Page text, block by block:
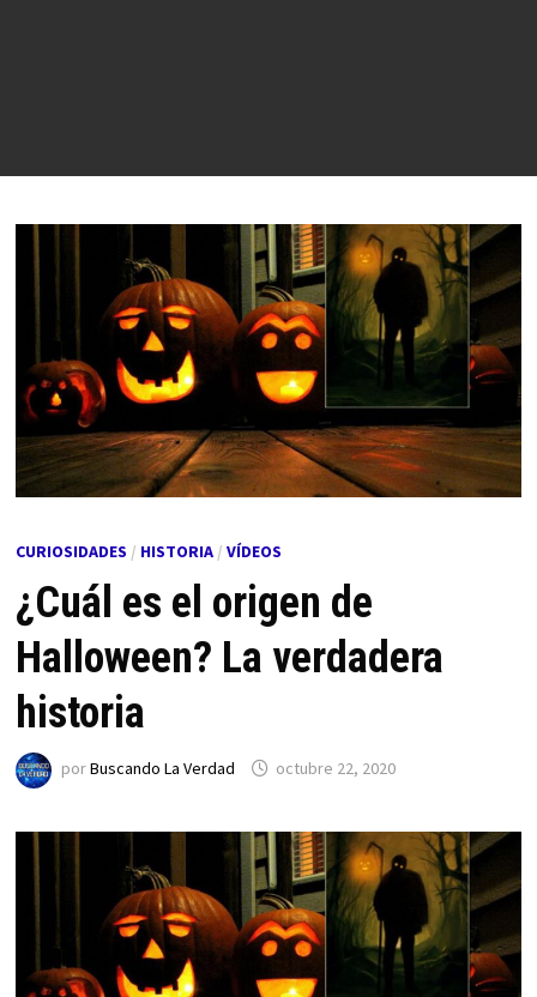
CURIOSIDADES / HISTORIA/ VÍDEOS
¿Cuál es el origen de
Halloween? La verdadera
historia
porBuscando La Verdad octubre 22, 2020